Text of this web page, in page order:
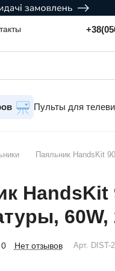
Пульты для
Паяльник HandsKit
HandsKit
60W,
0 Нет отзывов Арт. DIST-